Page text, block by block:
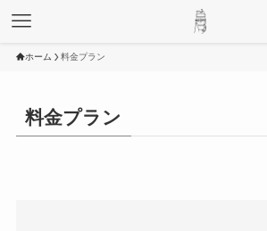
ホーム 料金プラン
料金プラン